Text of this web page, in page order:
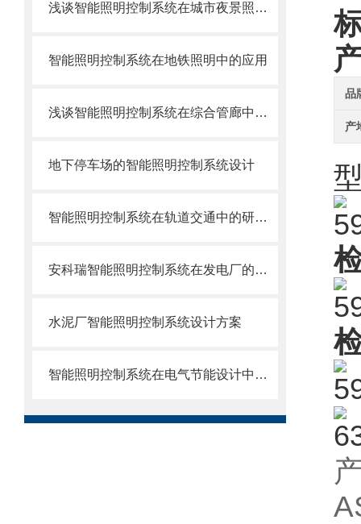
浅谈智能照明控制系统在城市夜景照明中的运用
智能照明控制系统在地铁照明中的应用
浅谈智能照明控制系统在综合管廊中的设计应用与研究
地下停车场的智能照明控制系统设计
智能照明控制系统在轨道交通中的研究及其应用
安科瑞智能照明控制系统在发电厂的应用探讨
水泥厂智能照明控制系统设计方案
智能照明控制系统在电气节能设计中的应用
品
产